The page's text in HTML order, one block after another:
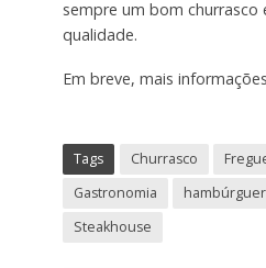
sempre um bom churrasco
qualidade.
Em breve, mais
Tags Churrasco
Gastronomia
hambúrguer
Steakhouse